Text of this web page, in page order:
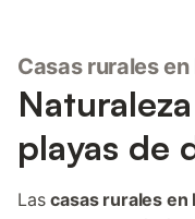
terraza comedor con su
las comidas al aire libre.
corazón de Corralejo,
Parque Botánico y a
con su supermercado,
playas y las famosas
Casas rurales en
playas de
Lascasas rurales en